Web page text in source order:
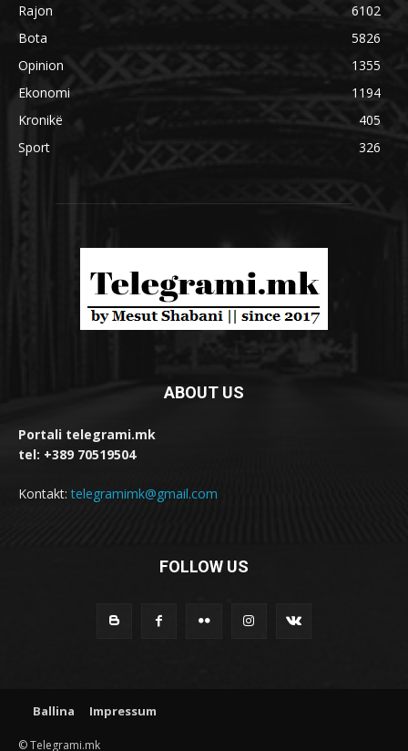
Rajon
6102
Bota
5826
Opinion
1355
Ekonomi
1194
Kronikë
405
Sport
326
ABOUT US
Portali telegrami.mk
tel: +389 70519504
Kontakt:telegramimk@gmail.com
FOLLOW US
Ballina Impressum
© Telegrami.mk